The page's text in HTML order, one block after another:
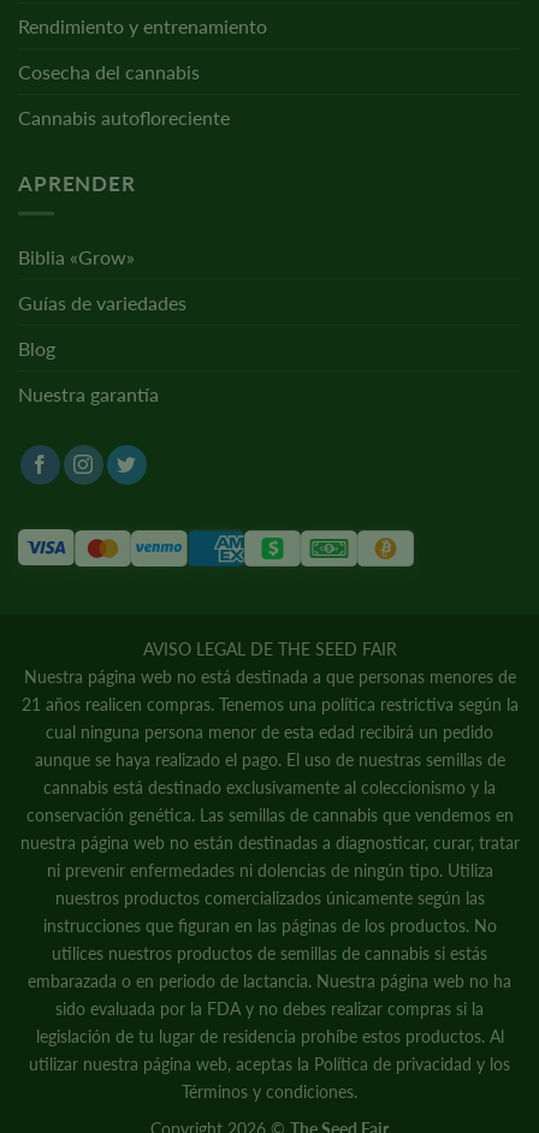
Rendimiento y entrenamiento
Cosecha del cannabis
Cannabis autofloreciente
APRENDER
Biblia «Grow»
Guías de variedades
Blog
Nuestra garantía
AVISO LEGAL DE THE SEED FAIR
Nuestra página web no está destinada a que personas menores de
21 años realicen compras. Tenemos una política restrictiva según la
cual ninguna persona menor de esta edad recibirá un pedido
aunque se haya realizado el pago. El uso de nuestras semillas de
cannabis está destinado exclusivamente al coleccionismo y la
conservación genética. Las semillas de cannabis que vendemos en
nuestra página web no están destinadas a diagnosticar, curar, tratar
ni prevenir enfermedades ni dolencias de ningún tipo. Utiliza
nuestros productos comercializados únicamente según las
instrucciones que figuran en las páginas de los productos. No
utilices nuestros productos de semillas de cannabis si estás
embarazada o en periodo de lactancia. Nuestra página web no ha
sido evaluada por la FDA y no debes realizar compras si la
legislación de tu lugar de residencia prohíbe estos productos. Al
utilizar nuestra página web, aceptas la Política de privacidad y los
Términos y condiciones.
Copyright 2026 © The Seed Fair